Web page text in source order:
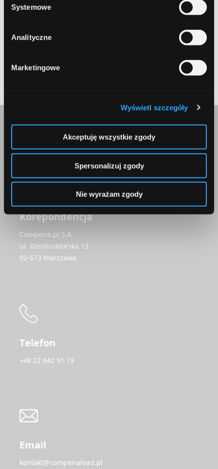
Systemowe
Analityczne
Marketingowe
Wyświetl szczegóły
Akceptuję wszystkie zgody
Spersonalizuj zgody
Nie wyrażam zgody
Zapamiętaj moje dane w tej przeglądarce podczas pisania
Skontaktuj się z nami
Korepondencja
Comperia.pl S.A.
ul. Konstruktorska 13
02-673 Warszawa
Telefon
+48 22 642 91 19
Email
kontakt@comperialead.pl